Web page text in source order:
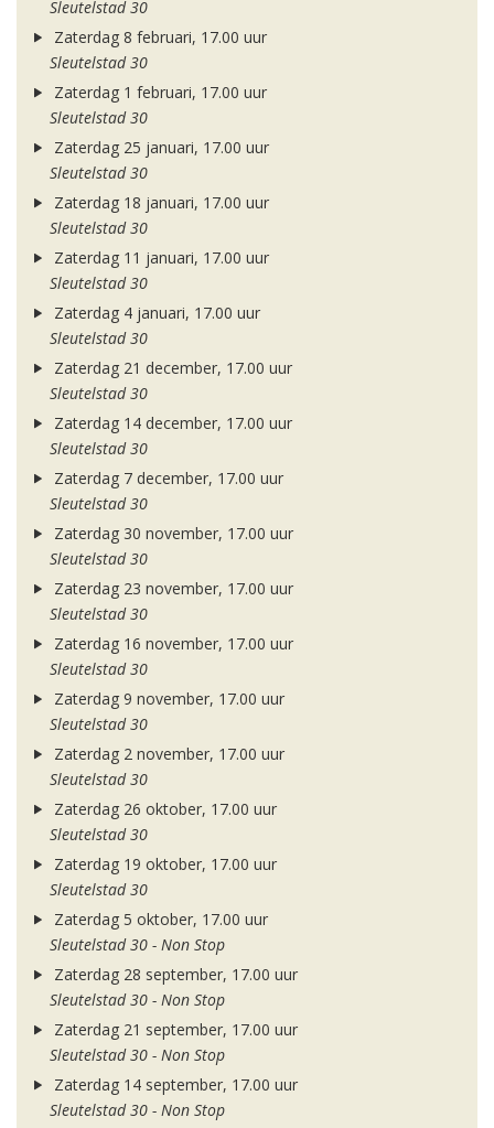
Sleutelstad 30
Zaterdag 8 februari, 17.00 uur
Sleutelstad 30
Zaterdag 1 februari, 17.00 uur
Sleutelstad 30
Zaterdag 25 januari, 17.00 uur
Sleutelstad 30
Zaterdag 18 januari, 17.00 uur
Sleutelstad 30
Zaterdag 11 januari, 17.00 uur
Sleutelstad 30
Zaterdag 4 januari, 17.00 uur
Sleutelstad 30
Zaterdag 21 december, 17.00 uur
Sleutelstad 30
Zaterdag 14 december, 17.00 uur
Sleutelstad 30
Zaterdag 7 december, 17.00 uur
Sleutelstad 30
Zaterdag 30 november, 17.00 uur
Sleutelstad 30
Zaterdag 23 november, 17.00 uur
Sleutelstad 30
Zaterdag 16 november, 17.00 uur
Sleutelstad 30
Zaterdag 9 november, 17.00 uur
Sleutelstad 30
Zaterdag 2 november, 17.00 uur
Sleutelstad 30
Zaterdag 26 oktober, 17.00 uur
Sleutelstad 30
Zaterdag 19 oktober, 17.00 uur
Sleutelstad 30
Zaterdag 5 oktober, 17.00 uur
Sleutelstad 30 - Non Stop
Zaterdag 28 september, 17.00 uur
Sleutelstad 30 - Non Stop
Zaterdag 21 september, 17.00 uur
Sleutelstad 30 - Non Stop
Zaterdag 14 september, 17.00 uur
Sleutelstad 30 - Non Stop